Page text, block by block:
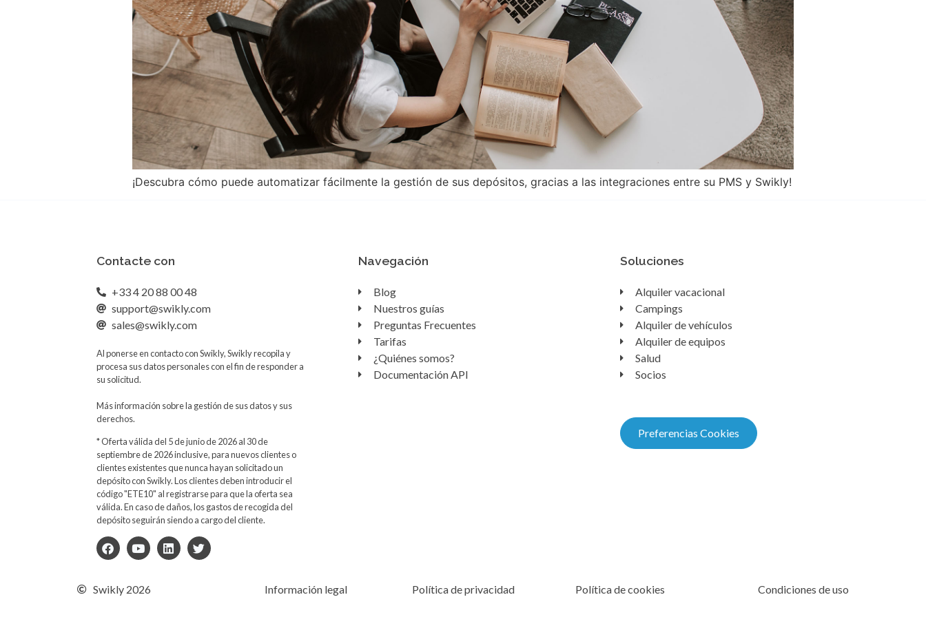
¡Descubra cómo puede automatizar fácilmente la gestión de sus depósitos, gracias a las integraciones entre su PMS y Swikly!
Contacte con
+33 4 20 88 00 48
support@swikly.com
sales@swikly.com
Al ponerse en contacto con Swikly, Swikly recopila y
procesa sus datos personales con el fin de responder a
su solicitud.
Más información sobre la gestión de sus datos y sus
derechos.
* Oferta válida del 5 de junio de 2026 al 30 de
septiembre de 2026 inclusive, para nuevos clientes o
clientes existentes que nunca hayan solicitado un
depósito con Swikly. Los clientes deben introducir el
código "ETE10" al registrarse para que la oferta sea
válida. En caso de daños, los gastos de recogida del
depósito seguirán siendo a cargo del cliente.
Navegación
Blog
Nuestros guías
Preguntas Frecuentes
Tarifas
¿Quiénes somos?
Documentación API
Soluciones
Alquiler vacacional
Campings
Alquiler de vehículos
Alquiler de equipos
Salud
Socios
Preferencias Cookies
Swikly 2026 Información legal Política de privacidad Política de cookies Condiciones de uso